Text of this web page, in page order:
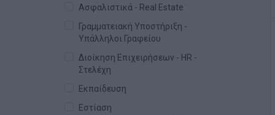
Ασφαλιστικά - Real Estate
Γραμματειακή Υποστήριξη -
Υπάλληλοι Γραφείου
Διοίκηση Επιχειρήσεων - HR -
Στελέχη
Εκπαίδευση
Εστίαση